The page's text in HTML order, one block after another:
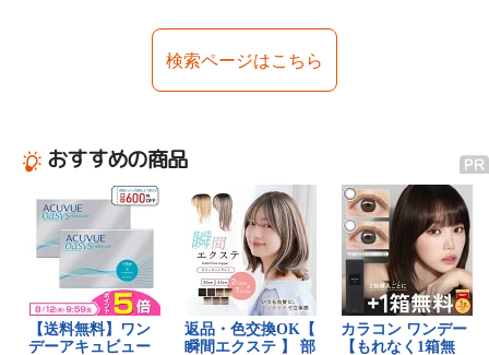
検索ページはこちら
おすすめの商品